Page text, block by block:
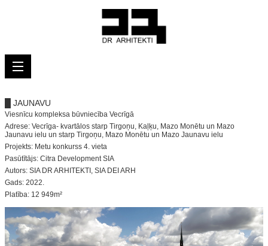
█ JAUNAVU
Viesnīcu kompleksa būvniecība Vecrīgā
Adrese: Vecrīga- kvartālos starp Tirgoņu, Kaļķu, Mazo Monētu un Mazo
Jaunavu ielu un starp Tirgoņu, Mazo Monētu un Mazo Jaunavu ielu
Projekts: Metu konkurss 4. vieta
Pasūtītājs: Citra Development SIA
Autors: SIA DR ARHITEKTI, SIA DEI ARH
Gads: 2022.
Platība: 12 949m²